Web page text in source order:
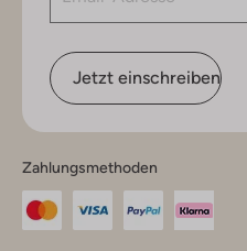
Jetzt einschreiben
Zahlungsmethoden